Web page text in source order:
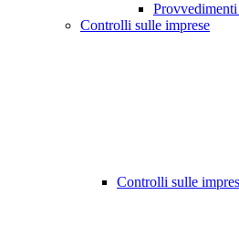
Controlli sulle imprese
Controlli sulle